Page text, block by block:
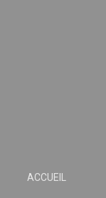
ACCUEIL